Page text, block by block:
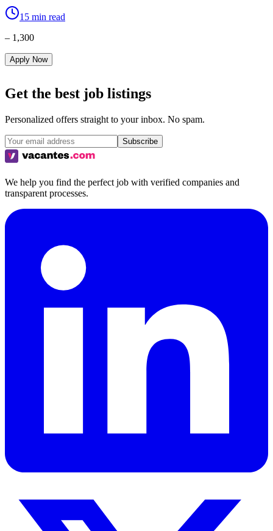
15 min read
– 1,300
Apply Now
Get the best job listings
Personalized offers straight to your inbox. No spam.
Subscribe
We help you find the perfect job with verified companies and
transparent processes.